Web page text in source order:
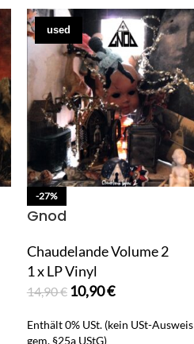
used
-27%
Gnod
Chaudelande Volume 2
1 x LP Vinyl
14,90€ 10,90€
Enthält 0% USt. (kein USt-Ausweis
gem. §25a UStG)